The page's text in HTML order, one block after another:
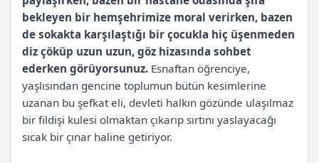
bekleyen bir hemşehrimize moral verirken, bazen
de sokakta karşılaştığı bir çocukla hiç üşenmeden
diz çöküp uzun uzun, göz hizasında sohbet
ederken görüyorsunuz. Esnaftan öğrenciye,
yaşlısından gencine toplumun bütün kesimlerine
uzanan bu şefkat eli, devleti halkın gözünde ulaşılmaz
bir fildişi kulesi olmaktan çıkarıp sırtını yaslayacağı
sıcak bir çınar haline getiriyor.